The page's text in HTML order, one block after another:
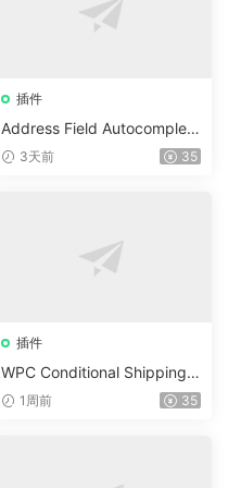
插件
Address Field Autocomplete
For WooCommerce v1.3.2
3天前 35
插件
WPC Conditional Shipping &
Payments (Premium) v1.0.2
1周前 35